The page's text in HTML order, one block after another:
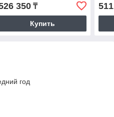
350₸
Купить
год